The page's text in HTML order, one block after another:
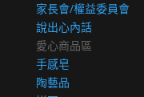
家長會/權益委員會
說出心內話
愛心商品區
手感皂
陶藝品